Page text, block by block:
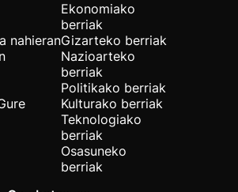
nahieran
Ekonomiako
berriak
Gizarteko berriak
Nazioarteko
berriak
Politikako berriak
Kulturako berriak
Teknologiako
berriak
Osasuneko
berriak